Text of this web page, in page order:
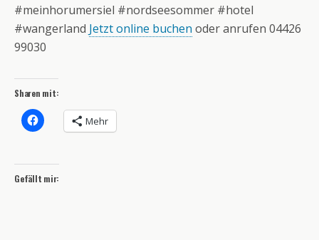
#meinhorumersiel #nordseesommer #hotel
#wangerland Jetzt online buchen oder anrufen 04426
99030
Sharen mit:
Mehr
Gefällt mir: